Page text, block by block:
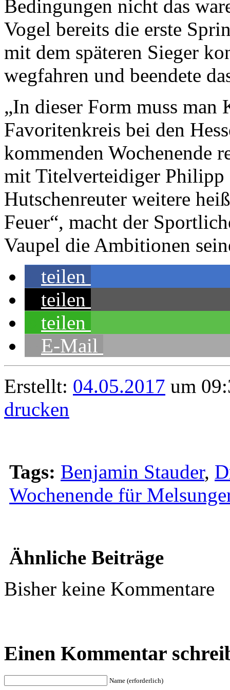
Bedingungen nicht das
Vogel bereits die erste
mit dem späteren Sieger
wegfahren und beendete
„In dieser Form muss
Favoritenkreis bei den
kommenden Wochenende
mit Titelverteidiger
Hutschenreuter weitere
Feuer“, macht der
Vaupel die Ambitionen
teilen
teilen
teilen
E-Mail
Erstellt: 04.05.2017 um
drucken
Tags: Benjamin Stauder,
Wochenende für
Ähnliche Beiträge
Bisher keine Kommentare
Einen Kommentar
Name (erforderlich)